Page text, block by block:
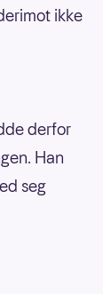
ikke
derfor
Han
seg